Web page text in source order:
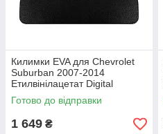
Килимки EVA для Chevrolet
Suburban 2007-2014
Етилвінілацетат Digital
Designs
Готово до відправки
1 649 ₴